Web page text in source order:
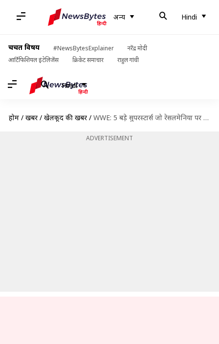
अन्य Hindi
चर्चित विषय #NewsBytesExplainer
नरेंद्र मोदी
आर्टिफिशियल इंटेलिजेंस
क्रिकेट समाचार राहुल गांधी
Hindi
होम / खबरें / खेलकूद की खबरें / WWE: 5 बड़े सुपरस्टार्स जो रेसलमेनिया पर कभी मेन इवेंट मुकाबला नहीं लड़े
ADVERTISEMENT